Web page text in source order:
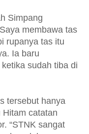
Simpang
membawa tas
rupanya tas itu
Ia baru
sudah tiba di
tersebut hanya
Hitam catatan
“STNK sangat